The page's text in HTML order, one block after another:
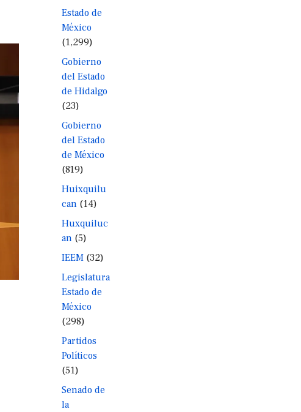
Estado de
México
(1,299)
Gobierno
del Estado
de Hidalgo
(23)
Gobierno
del Estado
de México
(819)
Huixquilu
can (14)
Huxquiluc
an (5)
IEEM (32)
Legislatura
Estado de
México
(298)
Partidos
Políticos
(51)
Senado de
la